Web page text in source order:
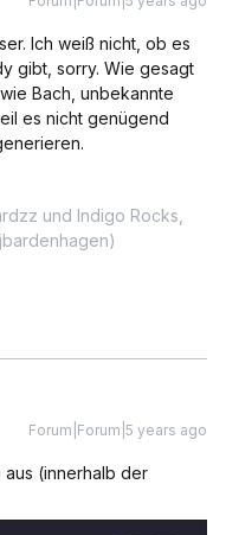
Ich weiß nicht, ob es
gibt, sorry. Wie gesagt
Bach, unbekannte
es nicht genügend
und Indigo Rocks,
Forum|Forum|5 years ago
aus (innerhalb der